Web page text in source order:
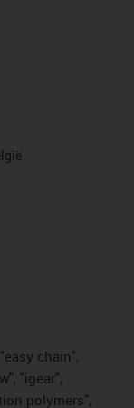
chain",
"igear",
polymers",